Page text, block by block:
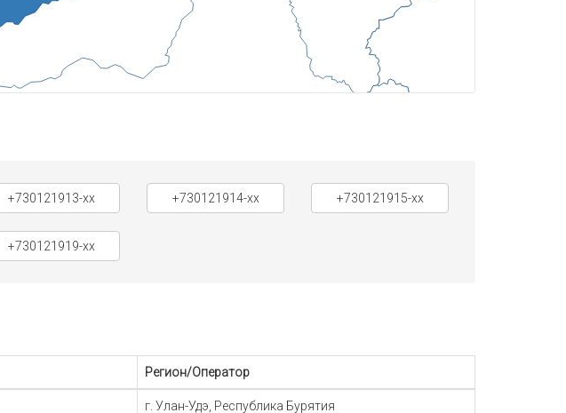
+730121913-xx +730121914-xx +730121915-xx
+730121919-xx
Регион/Оператор
г. Улан-Удэ, Республика Бурятия